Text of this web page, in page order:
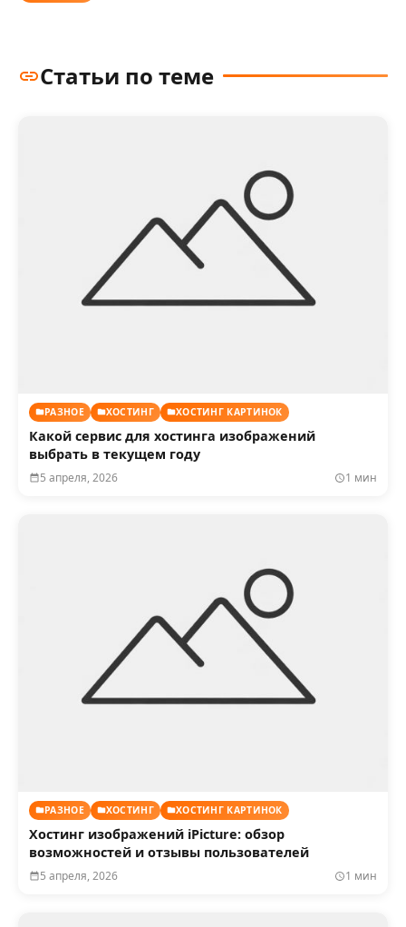
Статьи по теме
РАЗНОЕ ХОСТИНГ ХОСТИНГ КАРТИНОК
Какой сервис для хостинга изображений
выбрать в текущем году
5 апреля, 2026 1 мин
РАЗНОЕ ХОСТИНГ ХОСТИНГ КАРТИНОК
Хостинг изображений iPicture: обзор
возможностей и отзывы пользователей
5 апреля, 2026 1 мин